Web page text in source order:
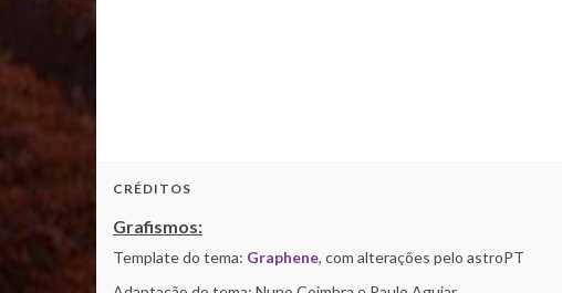
CRÉDITOS
Grafismos:
Template do tema: Graphene, com alterações pelo astroPT